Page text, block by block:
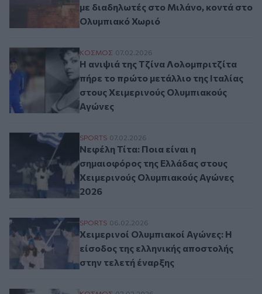
με διαδηλωτές στο Μιλάνο, κοντά στο
Ολυμπιακό Χωριό
Η ανιψιά της Τζίνα Λολομπριτζίτα πήρε
ΚΟΣΜΟΣ 07.02.2026
Η ανιψιά της Τζίνα Λολομπριτζίτα
πήρε το πρώτο μετάλλιο της Ιταλίας
στους Χειμερινούς Ολυμπιακούς
Αγώνες
Νεφέλη Τίτα: Ποια είναι η σημαιοφόρος
SPORTS 07.02.2026
Νεφέλη Τίτα: Ποια είναι η
σημαιοφόρος της Ελλάδας στους
Χειμερινούς Ολυμπιακούς Αγώνες
2026
Χειμερινοί Ολυμπιακοί Αγώνες: Η
SPORTS 06.02.2026
Χειμερινοί Ολυμπιακοί Αγώνες: Η
είσοδος της ελληνικής αποστολής
στην τελετή έναρξης